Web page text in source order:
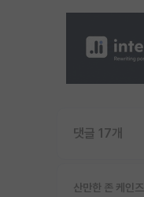
댓글 17개
산만한 존 케인즈